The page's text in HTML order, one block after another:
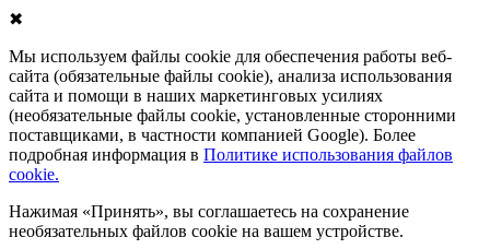
✖
Мы используем файлы cookie для обеспечения работы веб-
сайта (обязательные файлы cookie), анализа использования
сайта и помощи в наших маркетинговых усилиях
(необязательные файлы cookie, установленные сторонними
поставщиками, в частности компанией Google). Более
подробная информация в Политике использования файлов
cookie.
Нажимая «Принять», вы соглашаетесь на сохранение
необязательных файлов cookie на вашем устройстве.